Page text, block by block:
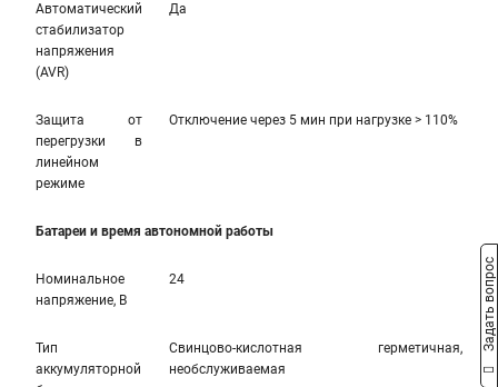
Автоматический
стабилизатор
напряжения
(AVR)
Да
Защита от
перегрузки в
линейном
режиме
Отключение через 5 мин при нагрузке > 110%
Батареи и время автономной работы
Номинальное
напряжение, В
24
Тип
аккумуляторной
Свинцово-кислотная герметичная,
необслуживаемая
Задать вопрос